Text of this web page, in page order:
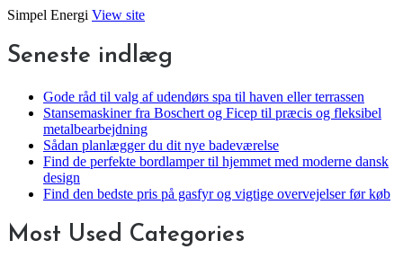
Skip
content
Simpel Energi View site
Seneste indlæg
Gode råd til valg af udendørs spa til haven eller terrassen
Stansemaskiner fra Boschert og Ficep til præcis og fleksibel
metalbearbejdning
Sådan planlægger du dit nye badeværelse
Find de perfekte bordlamper til hjemmet med moderne dansk
design
Find den bedste pris på gasfyr og vigtige overvejelser før køb
Most Used Categories